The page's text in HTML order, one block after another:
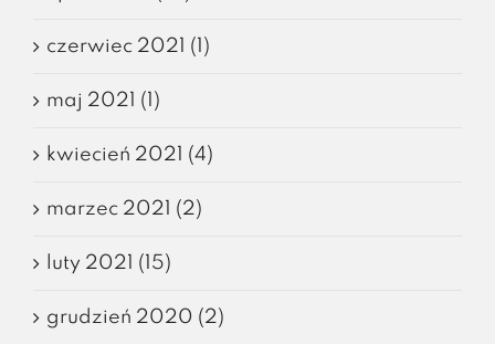
czerwiec 2021 (1)
maj 2021 (1)
kwiecień 2021 (4)
marzec 2021 (2)
luty 2021 (15)
grudzień 2020 (2)